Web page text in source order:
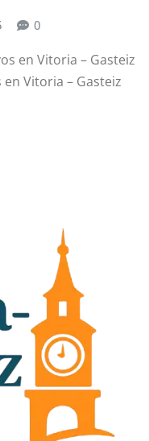
0
en Vitoria – Gasteiz
Vitoria – Gasteiz